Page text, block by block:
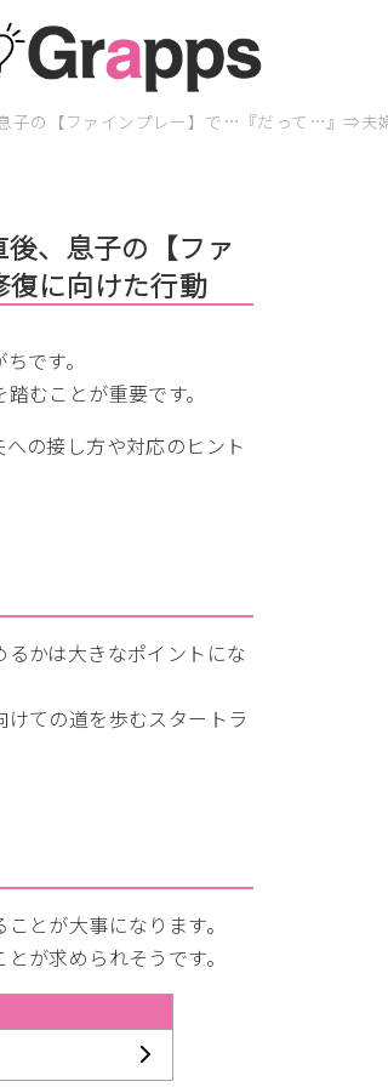
子の【ファインプレー】で…『だって…』⇒夫
、息子の【ファ
に向けた行動
です。
むことが重要です。
の接し方や対応のヒント
かは大きなポイントにな
ての道を歩むスタートラ
とが大事になります。
が求められそうです。